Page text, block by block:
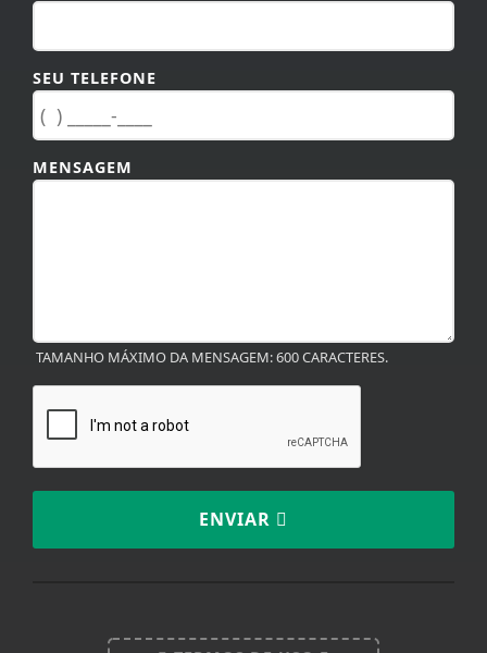
SEU TELEFONE
MENSAGEM
TAMANHO MÁXIMO DA MENSAGEM: 600 CARACTERES.
ENVIAR